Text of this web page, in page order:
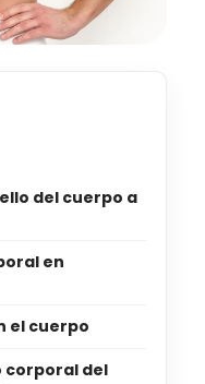
del cuerpo a
en
el cuerpo
corporal del